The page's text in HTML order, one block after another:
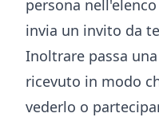
persona
invia un invito da
Inoltrare passa
ricevuto in modo
vederlo o